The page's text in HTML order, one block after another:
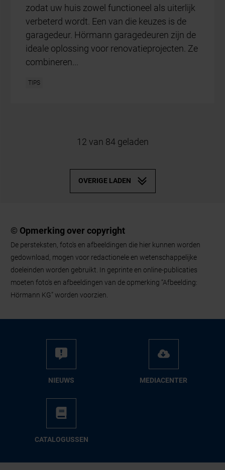
© Opmerking over copyright
De persteksten, foto's en afbeeldingen die hier kunnen worden
gedownload, mogen voor redactionele en wetenschappelijke
doeleinden worden gebruikt. In geprinte en online-publicaties
moeten foto's en afbeeldingen van de opmerking “Afbeelding:
Hörmann KG” worden voorzien.
NIEUWS ME­DIA­CEN­TER
CA­TA­LO­GUS­SEN